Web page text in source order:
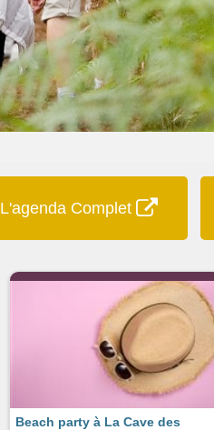
L'agenda Complet
Beach party à La Cave des